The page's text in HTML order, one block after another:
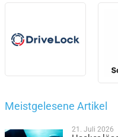
Meistgelesene Artikel
21. Juli 2026